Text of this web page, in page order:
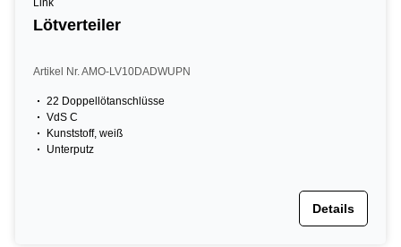
Link
Lötverteiler
Artikel Nr. AMO-LV10DADWUPN
22 Doppellötanschlüsse
VdS C
Kunststoff, weiß
Unterputz
Details